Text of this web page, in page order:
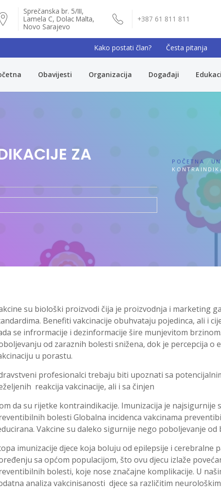
Sprečanska br. 5/III,
Lamela C, Dolac Malta,
Novo Sarajevo
+387 61 811 811
Kako postati član? Česta pitanja
Obavijesti Organizacija Događaji
ZA POČETNA
su biološki proizvodi čija je proizvodnja i marketing
Benefiti vakcinacije obuhvataju pojedinca, ali i
se infrormacije i dezinformacije šire munjevitom
od zaraznih bolesti snižena, dok je percepcija o
u porastu.
profesionalci trebaju biti upoznati sa
reakcija vakcinacije, ali i sa činjen
da su rijetke kontraindikacije. Imunizacija je najsigurnije
bolesti Globalna incidenca vakcinama
Vakcine su daleko sigurnije nego poboljevanje
imunizacije djece koja boluju od epilepsije i cerebralne
sa općom populacijom, što ovu djecu izlaže
bolesti, koje nose značajne komplikacije. U
analiza vakcinisanosti djece sa različitim